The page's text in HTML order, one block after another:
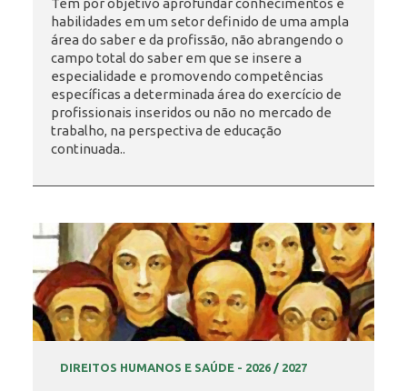
INSCRIÇÃO E SELEÇÃO
CONTATO
Tem por objetivo aprofundar conhecimentos e
habilidades em um setor definido de uma ampla
área do saber e da profissão, não abrangendo o
campo total do saber em que se insere a
especialidade e promovendo competências
específicas a determinada área do exercício de
profissionais inseridos ou não no mercado de
trabalho, na perspectiva de educação
continuada..
DIREITOS HUMANOS E SAÚDE - 2026 / 2027